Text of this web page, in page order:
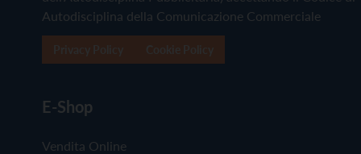
Autodisciplina della Comunicazione Commerciale
E-Shop
Vendita Online